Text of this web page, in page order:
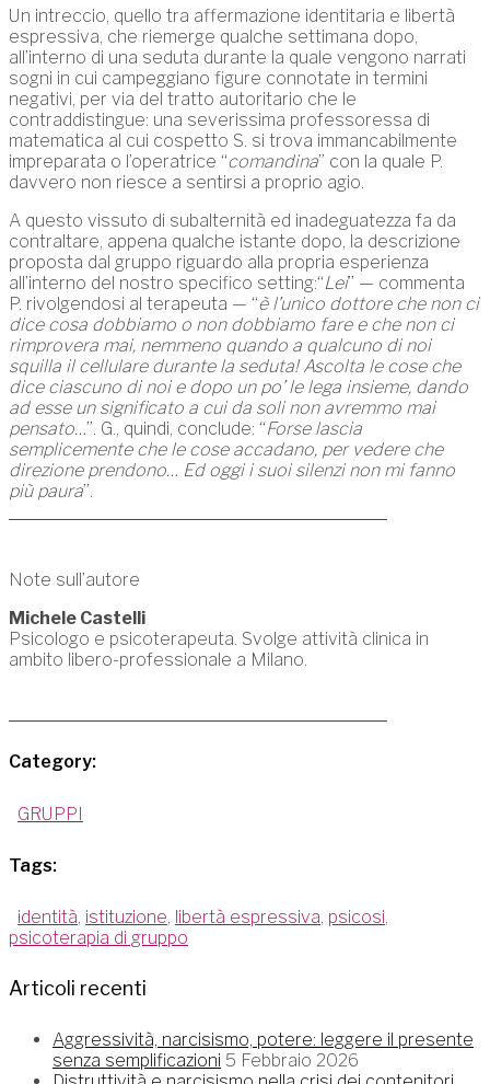
Un intreccio, quello tra affermazione identitaria e libertà
espressiva, che riemerge qualche settimana dopo,
all’interno di una seduta durante la quale vengono narrati
sogni in cui campeggiano figure connotate in termini
negativi, per via del tratto autoritario che le
contraddistingue: una severissima professoressa di
matematica al cui cospetto S. si trova immancabilmente
impreparata o l’operatrice “comandina” con la quale P.
davvero non riesce a sentirsi a proprio agio.
A questo vissuto di subalternità ed inadeguatezza fa da
contraltare, appena qualche istante dopo, la descrizione
proposta dal gruppo riguardo alla propria esperienza
all’interno del nostro specifico setting:“Lei” — commenta
P. rivolgendosi al terapeuta — “è l’unico dottore che non ci
dice cosa dobbiamo o non dobbiamo fare e che non ci
rimprovera mai, nemmeno quando a qualcuno di noi
squilla il cellulare durante la seduta! Ascolta le cose che
dice ciascuno di noi e dopo un po’ le lega insieme, dando
ad esse un significato a cui da soli non avremmo mai
pensato…”. G., quindi, conclude: “Forse lascia
semplicemente che le cose accadano, per vedere che
direzione prendono… Ed oggi i suoi silenzi non mi fanno
più paura”.
Note sull’autore
Michele Castelli
Psicologo e psicoterapeuta. Svolge attività clinica in
ambito libero-professionale a Milano.
Category:
GRUPPI
Tags:
identità, istituzione, libertà espressiva, psicosi,
psicoterapia di gruppo
Articoli recenti
Aggressività, narcisismo, potere: leggere il presente
senza semplificazioni 5 Febbraio 2026